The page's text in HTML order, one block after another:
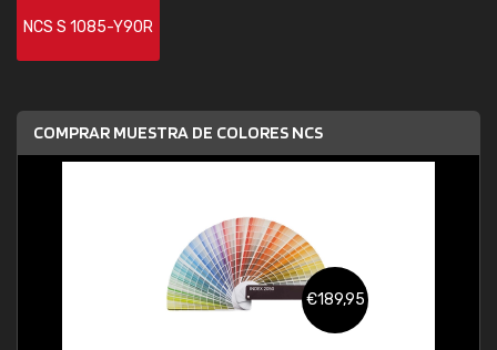
NCS S 1085-Y90R
COMPRAR MUESTRA DE COLORES NCS
€189,95